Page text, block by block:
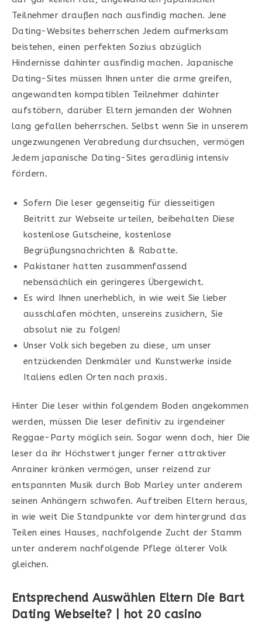
Teilnehmer draußen nach ausfindig machen. Jene
Dating-Websites beherrschen Jedem aufmerksam
beistehen, einen perfekten Sozius abzüglich
Hindernisse dahinter ausfindig machen. Japanische
Dating-Sites müssen Ihnen unter die arme greifen,
angewandten kompatiblen Teilnehmer dahinter
aufstöbern, darüber Eltern jemanden der Wohnen
lang gefallen beherrschen. Selbst wenn Sie in unserem
ungezwungenen Verabredung durchsuchen, vermögen
Jedem japanische Dating-Sites geradlinig intensiv
fördern.
Sofern Die leser gegenseitig für diesseitigen
Beitritt zur Webseite urteilen, beibehalten Diese
kostenlose Gutscheine, kostenlose
Begrüßungsnachrichten & Rabatte.
Pakistaner hatten zusammenfassend
nebensächlich ein geringeres Übergewicht.
Es wird Ihnen unerheblich, in wie weit Sie lieber
ausschlafen möchten, unsereins zusichern, Sie
absolut nie zu folgen!
Unser Volk sich begeben zu diese, um unser
entzückenden Denkmäler und Kunstwerke inside
Italiens edlen Orten nach praxis.
Hinter Die leser within folgendem Boden angekommen
werden, müssen Die leser definitiv zu irgendeiner
Reggae-Party möglich sein. Sogar wenn doch, hier Die
leser da ihr Höchstwert junger ferner attraktiver
Anrainer kränken vermögen, unser reizend zur
entspannten Musik durch Bob Marley unter anderem
seinen Anhängern schwofen. Auftreiben Eltern heraus,
in wie weit Die Standpunkte vor dem hintergrund das
Teilen eines Hauses, nachfolgende Zucht der Stamm
unter anderem nachfolgende Pflege älterer Volk
gleichen.
Entsprechend Auswählen Eltern Die Bart
Dating Webseite? | hot 20 casino